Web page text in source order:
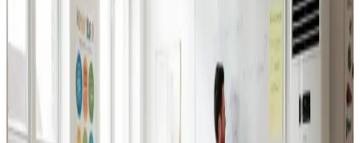
Ventilation til fabrikker, haller og lagerbygninger i
Søndersø. Professionel dimensionering.